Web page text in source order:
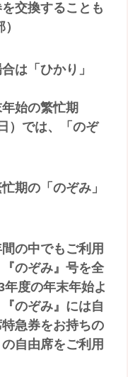
交換することも
は「ひかり」
始の繁忙期
）では、「のぞ
期の「のぞみ」
の中でもご利用
のぞみ』号を全
度の年末年始よ
のぞみ』には自
急券をお持ちの
自由席をご利用